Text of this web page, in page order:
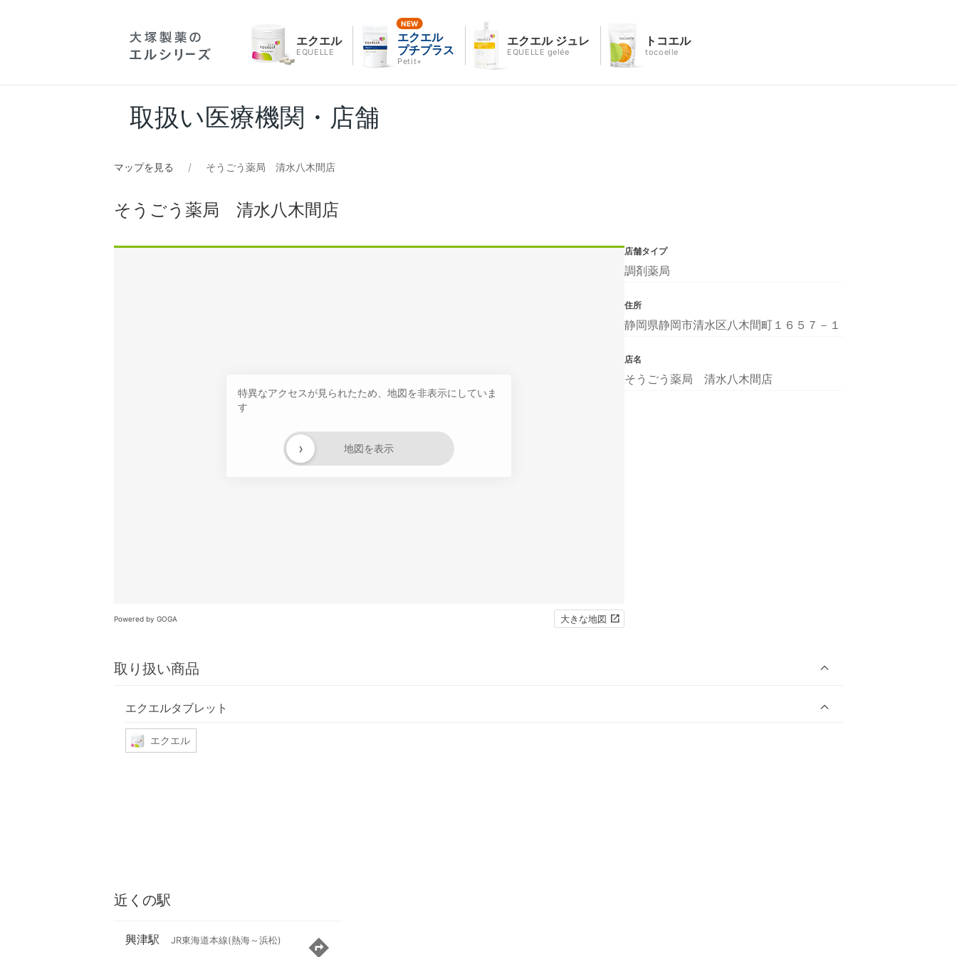
エクエル
EQUELLE
エクエル
プチプラス
Petit+
エクエル ジュレ
EQUELLE gelée
トコエル
tocoelle
取扱い医療機関・店舗
マップを見る そうごう薬局 清水八木間店
そうごう薬局 清水八木間店
特異なアクセスが見られたため、地図を非表示にしていま
す
地図を表示
›
Powered by GOGA 大きな地図
取り扱い商品
エクエルタブレット
エクエル
店舗タイプ
調剤薬局
住所
静岡県静岡市清水区八木間町１６５７－１
店名
そうごう薬局 清水八木間店
近くの駅
興津駅 JR東海道本線(熱海～浜松)